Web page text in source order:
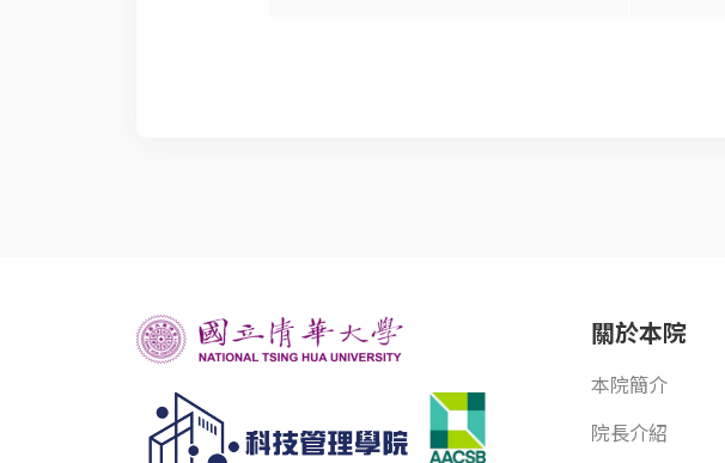
關於本院
本院簡介
院長介紹